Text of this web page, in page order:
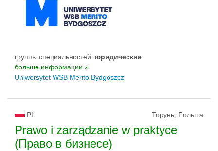
группы специальностей: юридические
больше информации »
Uniwersytet WSB Merito Bydgoszcz
PL Торунь, Польша
Prawo i zarządzanie w praktyce
(Право в бизнесе)